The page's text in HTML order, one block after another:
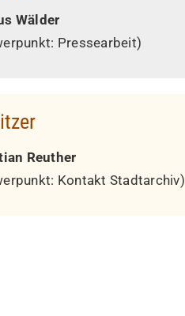
Wälder
Pressearbeit)
Reuther
Kontakt Stadtarchiv)